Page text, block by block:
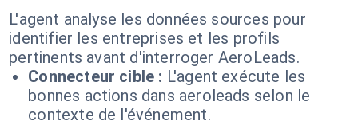
L'agent analyse les données sources pour
identifier les entreprises et les profils
pertinents avant d'interroger AeroLeads.
Connecteur cible : L'agent exécute les
bonnes actions dans aeroleads selon le
contexte de l'événement.